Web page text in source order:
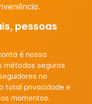
pessoas
é nossa
métodos seguros
no
total privacidade e
momentos.